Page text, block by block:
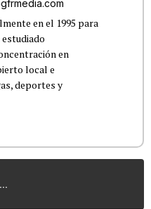
en el 1995 para
estudiado
en
local e
deportes y
...